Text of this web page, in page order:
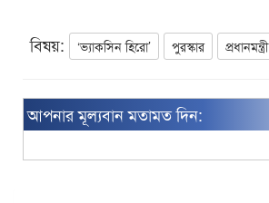
বিষয়: ‘ভ্যাকসিন হিরো’ পুরস্কার প্রধানমন্ত্রী
আপনার মূল্যবান মতামত দিন: